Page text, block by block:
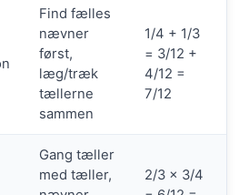
Find fælles
nævner
først,
læg/træk
tællerne
sammen
1/4 + 1/3
= 3/12 +
4/12 =
7/12
Gang tæller
med tæller,
2/3 × 3/4